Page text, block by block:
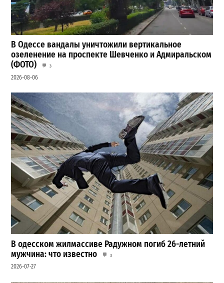
В Одессе вандалы уничтожили вертикальное
озеленение на проспекте Шевченко и Адмиральском
(ФОТО)
3
2026-08-06
В одесском жилмассиве Радужном погиб 26-летний
мужчина: что известно
3
2026-07-27